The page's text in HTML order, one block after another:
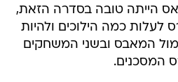
הייתה טובה בסדרה הזאת,
כמה הילוכים ולהיות
בכושר שיא במשחק 7 מול המאבס ובשני המשחקים
המסכנים.